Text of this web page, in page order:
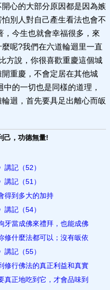
心的大部分原因都是因為嫉
別人對自己產生看法也會不
，今生也就會幸福很多，來
呢?我們在六道輪迴里一直
方說，你很喜歡重慶這個城
重慶，不會定居在其他城
的一切也是同樣的道理，
迴，首先要具足出離心而皈
己，功德無量!
記（52）
記（51）
得到多大的加持
記（54）
牙當成佛來禮拜，也能成佛
修什麼法都可以；沒有皈依
記（55）
修行佛法的真正利益和真實
真正地吃到它，才會品味到